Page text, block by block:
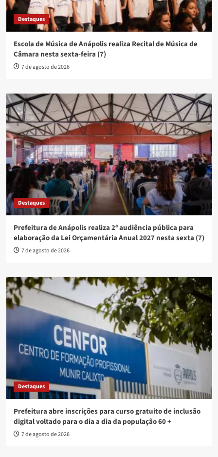
Destaques
Escola de Música de Anápolis realiza Recital de Música de
Câmara nesta sexta-feira (7)
7 de agosto de 2026
Destaques
Prefeitura de Anápolis realiza 2ª audiência pública para
elaboração da Lei Orçamentária Anual 2027 nesta sexta (7)
7 de agosto de 2026
Destaques
Prefeitura abre inscrições para curso gratuito de inclusão
digital voltado para o dia a dia da população 60 +
7 de agosto de 2026